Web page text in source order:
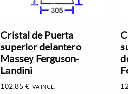
Cristal de Puerta
superior delantero
Massey Ferguson-
Landini
102,85 € IVA INCL.